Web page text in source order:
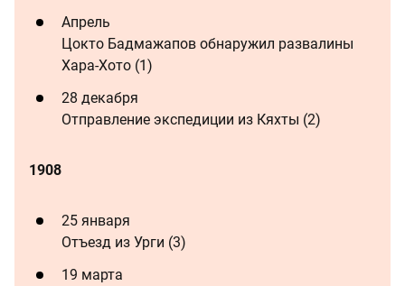
Апрель
Цокто Бадмажапов обнаружил развалины
Хара-Хото (1)
28 декабря
Отправление экспедиции из Кяхты (2)
1908
25 января
Отъезд из Урги (3)
19 марта